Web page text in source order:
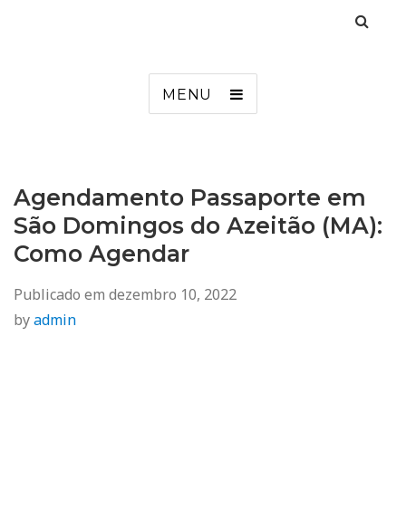
MENU
Agendamento Passaporte em
São Domingos do Azeitão (MA):
Como Agendar
Publicado em dezembro 10, 2022
byadmin